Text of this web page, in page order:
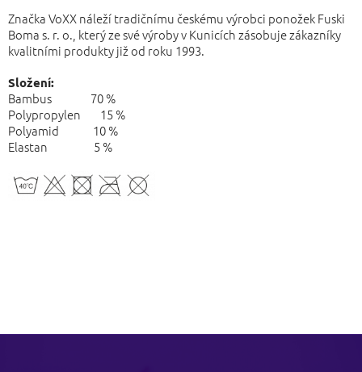
Značka VoXX náleží tradičnímu českému výrobci ponožek Fuski
Boma s. r. o., který ze své výroby v Kunicích zásobuje zákazníky
kvalitními produkty již od roku 1993.
Složení:
Bambus 70 %
Polypropylen 15 %
Polyamid 10 %
Elastan 5 %